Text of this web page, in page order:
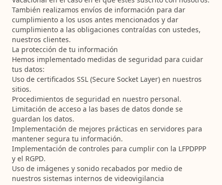
También realizamos envíos de información para dar
cumplimiento a los usos antes mencionados y dar
cumplimiento a las obligaciones contraídas con ustedes,
nuestros clientes.
La protección de tu información
Hemos implementado medidas de seguridad para cuidar
tus datos:
Uso de certificados SSL (Secure Socket Layer) en nuestros
sitios.
Procedimientos de seguridad en nuestro personal.
Limitación de acceso a las bases de datos donde se
guardan los datos.
Implementación de mejores prácticas en servidores para
mantener segura tu información.
Implementación de controles para cumplir con la LFPDPPP
y el RGPD.
Uso de imágenes y sonido recabados por medio de
nuestros sistemas internos de videovigilancia